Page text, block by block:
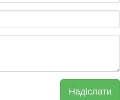
Надіслати